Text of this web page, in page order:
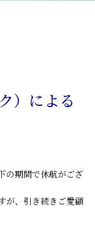
）による
の期間で休航がござ
が、引き続きご愛顧